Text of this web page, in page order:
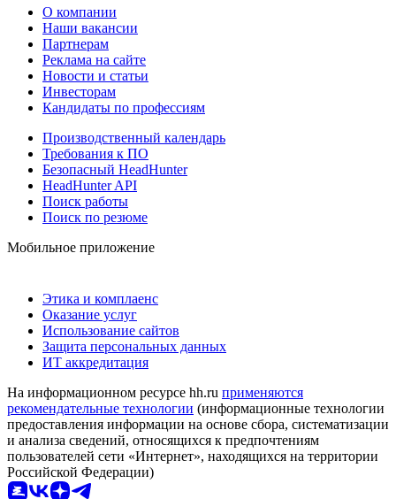
О компании
Наши вакансии
Партнерам
Реклама на сайте
Новости и статьи
Инвесторам
Кандидаты по профессиям
Производственный календарь
Требования к ПО
Безопасный HeadHunter
HeadHunter API
Поиск работы
Поиск по резюме
Мобильное приложение
Этика и комплаенс
Оказание услуг
Использование сайтов
Защита персональных данных
ИТ аккредитация
На информационном ресурсе hh.ru применяются
рекомендательные технологии (информационные технологии
предоставления информации на основе сбора, систематизации
и анализа сведений, относящихся к предпочтениям
пользователей сети «Интернет», находящихся на территории
Российской Федерации)